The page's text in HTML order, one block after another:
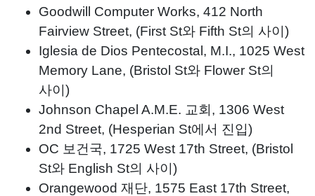
Goodwill Computer Works, 412 North
Fairview Street, (First St와 Fifth St의 사이)
Iglesia de Dios Pentecostal, M.I., 1025 West
Memory Lane, (Bristol St와 Flower St의
사이)
Johnson Chapel A.M.E. 교회, 1306 West
2nd Street, (Hesperian St에서 진입)
OC 보건국, 1725 West 17th Street, (Bristol
St와 English St의 사이)
Orangewood 재단, 1575 East 17th Street,